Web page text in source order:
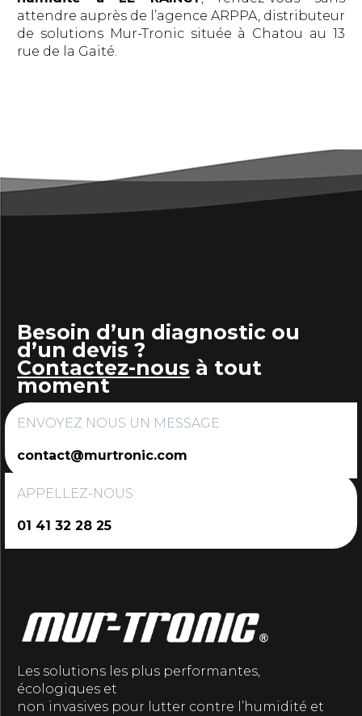
attendre auprès de l’agence ARPPA, distributeur
de solutions Mur-Tronic située à Chatou au 13
rue de la Gaité.
Besoin d’un diagnostic ou
d’un devis ?
Contactez-nous à tout
moment
ENVOYEZ NOUS UN MESSAGE
contact@murtronic.com
APPELLEZ-NOUS
01 41 32 28 25
Les solutions les plus performantes,
écologiques et
non invasives pour lutter contre l’humidité et